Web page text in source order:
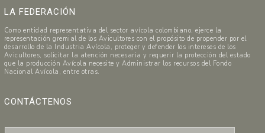
LA FEDERACIÓN
Como entidad representativa del sector avícola colombiano, ejerce la
representación gremial de los Avicultores con el propósito de propender por el
desarrollo de la Industria Avícola, proteger y defender los intereses de los
Avicultores, solicitar la atención necesaria y requerir la protección del estado
que la producción Avícola necesite y Administrar los recursos del Fondo
Nacional Avícola, entre otras.
CONTÁCTENOS